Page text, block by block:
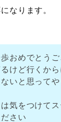
なります。
おめでとう
けど行くか
いと思って
気をつけて
さい